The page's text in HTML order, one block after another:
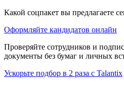
Какой соцпакет вы предлагаете
Оформляйте кандидатов онлайн
Проверяйте сотрудников и
документы без бумаг и личных
Ускорьте подбор в 2 раза с Talantix